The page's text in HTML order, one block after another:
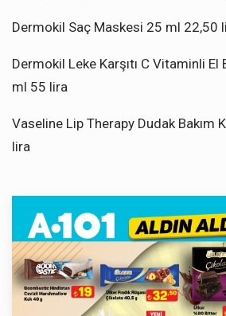
Dermokil Saç Maskesi 25 ml 22,50
Dermokil Leke Karşıtı C Vitaminli El
ml 55 lira
Vaseline Lip Therapy Dudak Bakım
lira